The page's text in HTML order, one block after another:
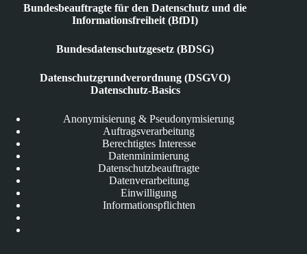
Bundesbeauftragte für den Datenschutz und die
Informationsfreiheit (BfDI)
Bundesdatenschutzgesetz (BDSG)
Datenschutzgrundverordnung (DSGVO)
Datenschutz-Basics
Anonymisierung & Pseudonymisierung
Auftragsverarbeitung
Berechtigtes Interesse
Datenminimierung
Datenschutzbeauftragte
Datenverarbeitung
Einwilligung
Informationspflichten